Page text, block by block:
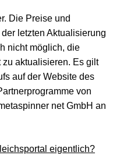
Die Preise und
letzten Aktualisierung
nicht möglich, die
aktualisieren. Es gilt
auf der Website des
von
net GmbH an
eigentlich?